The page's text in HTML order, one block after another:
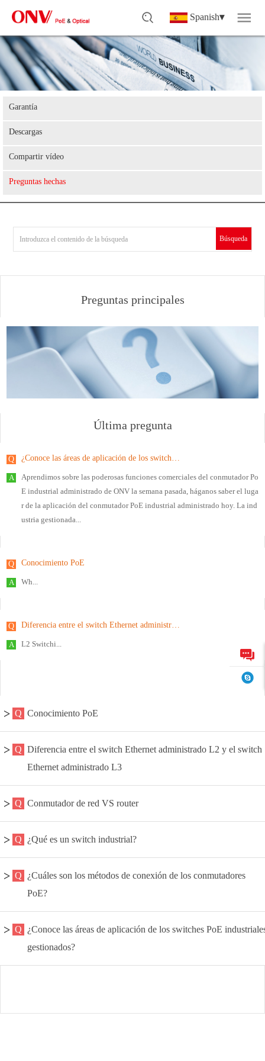
Spanish▾
Garantía
Descargas
Compartir vídeo
Preguntas hechas
Búsqueda
Preguntas principales
Última pregunta
¿Conoce las áreas de aplicación de los switches PoE industriales gestionados?
Aprendimos sobre las poderosas funciones comerciales del conmutador Po
E industrial administrado de ONV la semana pasada, háganos saber el luga
r de la aplicación del conmutador PoE industrial administrado hoy. La ind
ustria gestionada...
Conocimiento PoE
Wh...
Diferencia entre el switch Ethernet administrado L2 y el switch Ethernet administrado L3
L2 Switchi...
Conocimiento PoE
Diferencia entre el switch Ethernet administrado L2 y el switch
Ethernet administrado L3
Conmutador de red VS router
¿Qué es un switch industrial?
¿Cuáles son los métodos de conexión de los conmutadores
PoE?
¿Conoce las áreas de aplicación de los switches PoE
gestionados?